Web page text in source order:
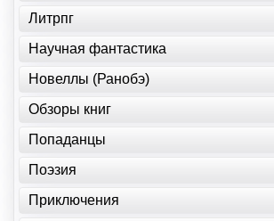
Литрпг
Научная фантастика
Новеллы (Ранобэ)
Обзоры книг
Попаданцы
Поэзия
Приключения